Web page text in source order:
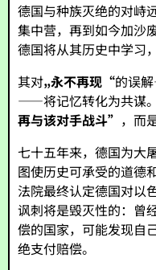
德国与种族灭绝的对峙
集中营，再到如今加沙
德国将从其历史中学习
其对„永不再现“的误
——将记忆转化为共谋
再与该对手战斗” ，而
七十五年来，德国为
图使历史可承受的道德
法院最终认定德国对以
讽刺将是毁灭性的：曾
偿的国家，可能发现自
绝支付赔偿。